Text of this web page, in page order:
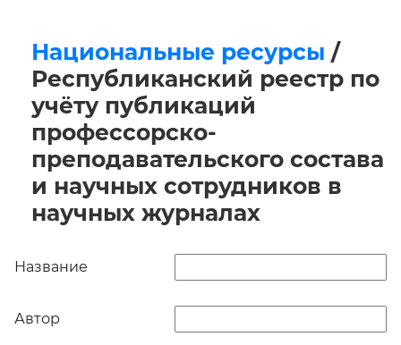
Национальные ресурсы /
Республиканский реестр по
учёту публикаций
профессорско-
преподавательского состава
и научных сотрудников в
научных журналах
Название
Автор